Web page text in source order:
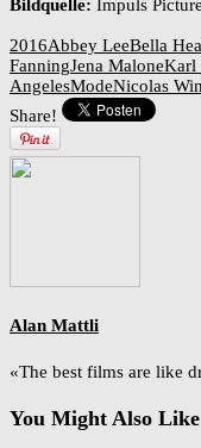
Bildquelle: Impuls
2016Abbey LeeBella
FanningJena MaloneKarl
AngelesModeNicolas
Share!
Alan Mattli
«The best films are like
You Might Also Like